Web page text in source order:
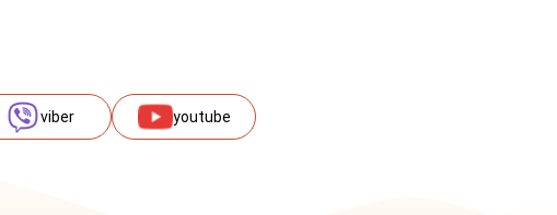
viber youtube